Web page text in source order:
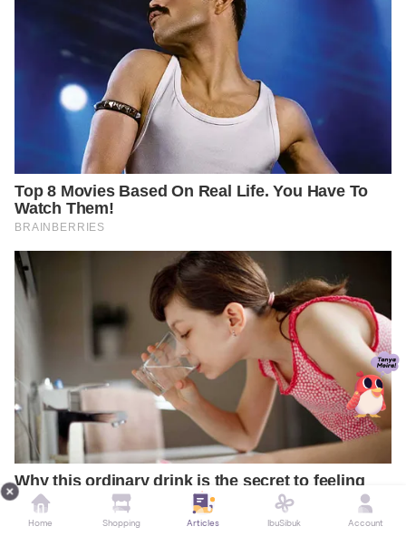
Home Shopping Articles IbuSibuk Account